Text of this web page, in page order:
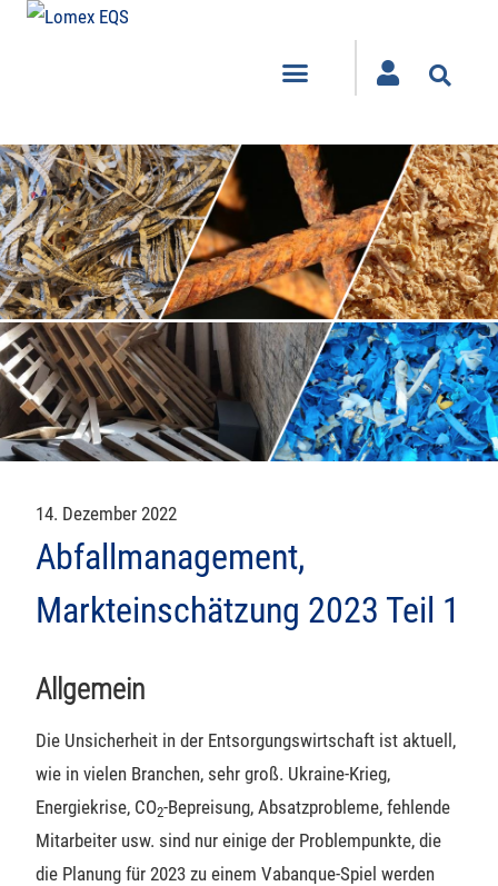
14. Dezember 2022
Abfallmanagement,
Markteinschätzung 2023 Teil 1
Allgemein
Die Unsicherheit in der Entsorgungswirtschaft ist aktuell,
wie in vielen Branchen, sehr groß. Ukraine-Krieg,
Energiekrise, CO2-Bepreisung, Absatzprobleme, fehlende
Mitarbeiter usw. sind nur einige der Problempunkte, die
die Planung für 2023 zu einem Vabanque-Spiel werden